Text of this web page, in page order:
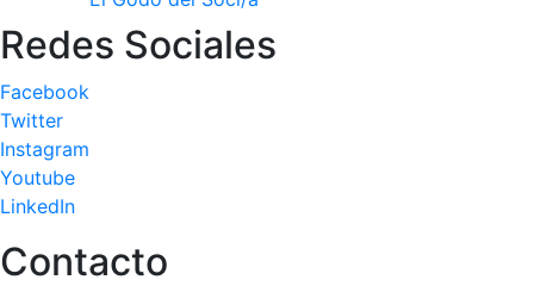
Restaurant
L'Snack
Casa Arilla
Chill Out
Piscina
Redes Sociales
Facebook
Twitter
Instagram
Youtube
LinkedIn
Contacto